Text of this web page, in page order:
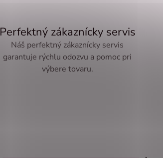
Perfektný zákaznícky servis
Náš perfektný zákaznícky servis
garantuje rýchlu odozvu a pomoc pri
výbere tovaru.